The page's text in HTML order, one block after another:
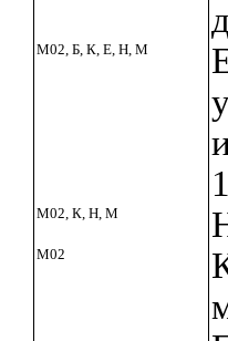
М02, Б, К, Е, Н, М
М02, К, Н, М
М02